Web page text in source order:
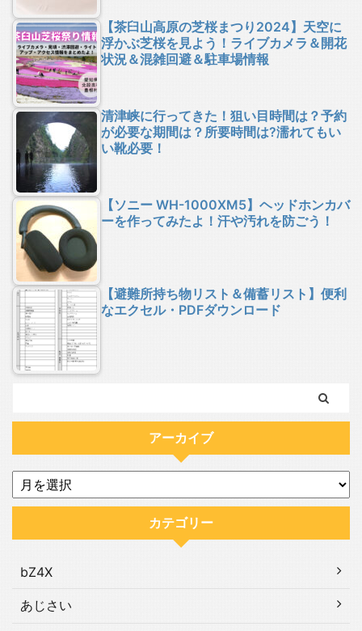
【茶臼山高原の芝桜まつり2024】天空に
浮かぶ芝桜を見よう！ライブカメラ＆開花
状況＆混雑回避＆駐車場情報
清津峡に行ってきた！狙い目時間は？予約
が必要な期間は？所要時間は?濡れてもい
い靴必要！
【ソニー WH-1000XM5】ヘッドホンカバ
ーを作ってみたよ！汗や汚れを防ごう！
【避難所持ち物リスト＆備蓄リスト】便利
なエクセル・PDFダウンロード
アーカイブ
カテゴリー
bZ4X
あじさい